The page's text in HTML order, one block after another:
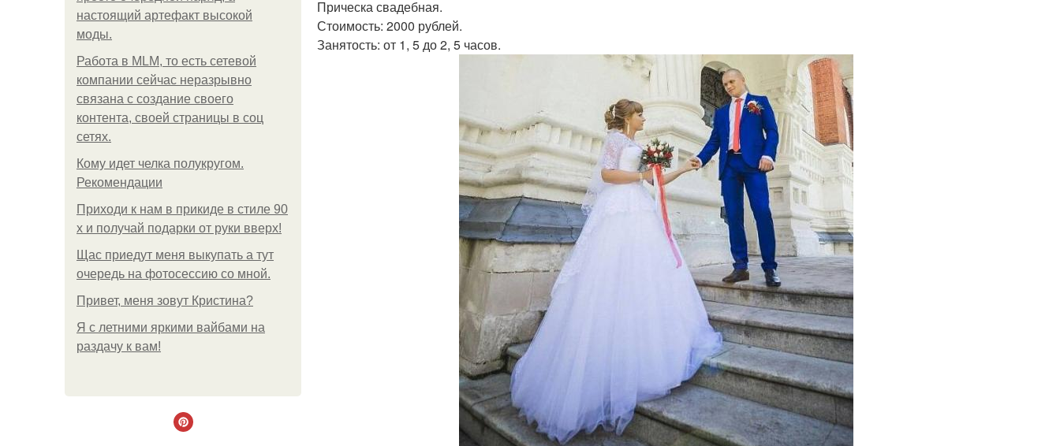
настоящий артефакт высокой
моды.
Работа в MLM, то есть сетевой
компании сейчас неразрывно
связана с создание своего
контента, своей страницы в соц
сетях.
Кому идет челка полукругом.
Рекомендации
Приходи к нам в прикиде в стиле 90
х и получай подарки от руки вверх!
Щас приедут меня выкупать а тут
очередь на фотосессию со мной.
Привет, меня зовут Кристина?
Я с летними яркими вайбами на
раздачу к вам!
Прическа свадебная.
Стоимость: 2000 рублей.
Занятость: от 1, 5 до 2, 5 часов.